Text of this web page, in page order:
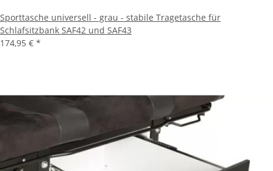
Sporttasche universell - grau - stabile Tragetasche für
Schlafsitzbank SAF42 und SAF43
174,95 € *